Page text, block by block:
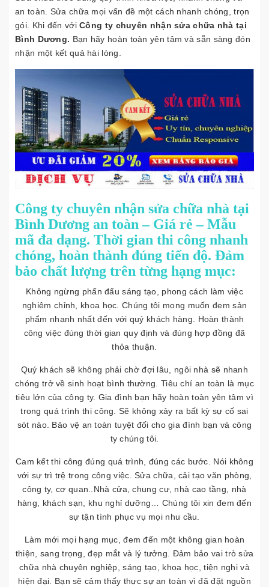
an toàn. Sửa chữa mọi vấn đề một cách nhanh chóng, trọn
gói. Khi đến vớiCông ty chuyên nhận sửa chữa nhà tại
Bình Dương. Bạn hãy hoàn toàn yên tâm và sẵn sàng đón
nhận một kết quả hài lòng.
Công ty chuyên nhận sửa chữa nhà tại
Bình Dương an toàn – Giá rẻ – Mẫu
mã đa dạng. Thời gian thi công nhanh
chóng, hoàn thành đúng tiến độ. Đảm
bảo chất lượng trên từng hạng mục:
Không ngừng phấn đấu sáng tạo, phong cách làm việc
nghiêm chỉnh, khoa học. Chúng tôi mong muốn đem sản
phẩm nhanh nhất đến với quý khách hàng. Hoàn thành
công việc đúng thời gian quy định và đúng hợp đồng đã
thỏa thuận.
Quý khách sẽ không phải chờ đợi lâu, ngôi nhà sẽ nhanh
chóng trở về sinh hoạt bình thường. Tiêu chí an toàn là mục
tiêu lớn của công ty. Gia đình bạn hãy hoàn toàn yên tâm vì
trong quá trình thi công. Sẽ không xảy ra bất kỳ sự cố sai
sót nào. Bảo vệ an toàn tuyệt đối cho gia đình bạn và công
ty chúng tôi.
Cam kết thi công đúng quá trình, đúng các bước. Nói không
với sự trì trệ trong công việc. Sửa chữa, cải tạo văn phòng,
công ty, cơ quan..Nhà cửa, chung cư, nhà cao tầng, nhà
hàng, khách sạn, khu nghỉ dưỡng… Chúng tôi xin đem đến
sự tận tình phục vụ mọi nhu cầu.
Làm mới mọi hạng mục, đem đến một không gian hoàn
thiện, sang trọng, đẹp mắt và lý tưởng. Đảm bảo vai trò sửa
chữa nhà chuyên nghiệp, sáng tạo, khoa học, tiện nghi và
hiện đại. Bạn sẽ cảm thấy thực sự an toàn vì đã đặt nguồn